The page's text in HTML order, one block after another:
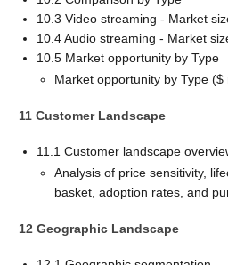
10.3 Video streaming - Market
10.4 Audio streaming - Market
10.5 Market opportunity by Type
Market opportunity by Type ($
11 Customer Landscape
11.1 Customer landscape
Analysis of price sensitivity,
basket, adoption rates, and
12 Geographic Landscape